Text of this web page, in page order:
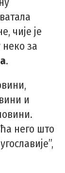
чије је
за
.
и
него што